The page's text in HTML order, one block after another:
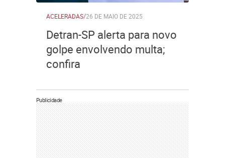
ACELERADAS/26 DE MAIO DE 2025
Detran-SP alerta para novo
golpe envolvendo multa;
confira
Publicidade